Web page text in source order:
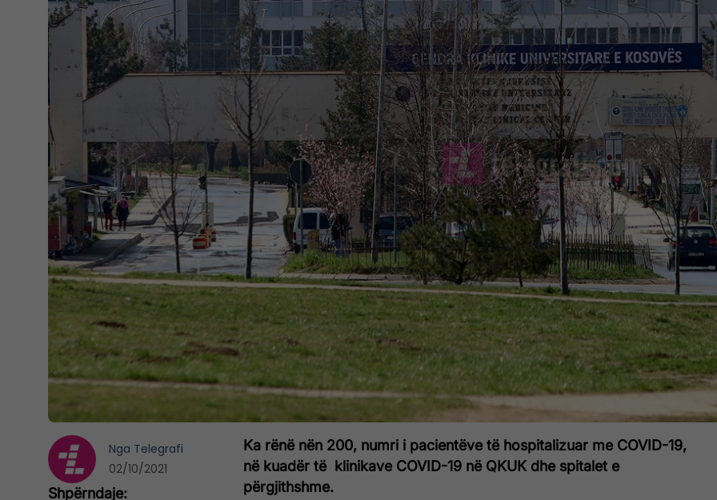
Ka rënë nën 200, numri i pacientëve të hospitalizuar me COVID-19,
në kuadër të klinikave COVID-19 në QKUK dhe spitalet e
përgjithshme.
Nga Telegrafi
02/10/2021